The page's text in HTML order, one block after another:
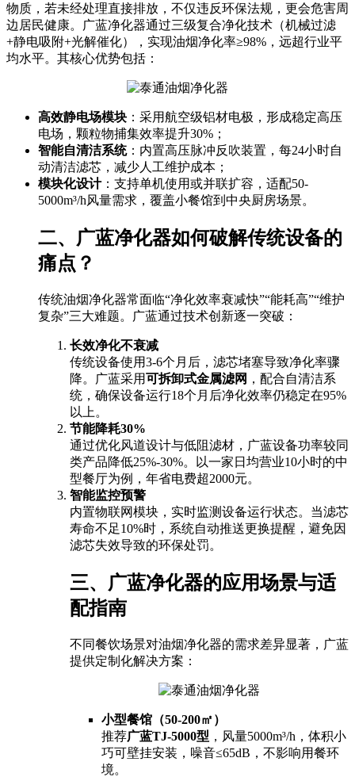
物质，若未经处理直接排放，不仅违反环保法规，更会危害周
边居民健康。广蓝净化器通过三级复合净化技术（机械过滤
+静电吸附+光解催化），实现油烟净化率≥98%，远超行业平
均水平。其核心优势包括：
高效静电场模块 ：采用航空级铝材电极，形成稳定高压
电场，颗粒物捕集效率提升30%；
智能自清洁系统：内置高压脉冲反吹装置，每24小时自
动清洁滤芯，减少人工维护成本；
模块化设计：支持单机使用或并联扩容，适配50-
5000m³/h风量需求，覆盖小餐馆到中央厨房场景。
二、广蓝净化器如何破解传统设备的
痛点？
传统油烟净化器常面临“净化效率衰减快”“能耗高”“维护
复杂”三大难题。广蓝通过技术创新逐一突破：
长效净化不衰减
传统设备使用3-6个月后，滤芯堵塞导致净化率骤
降。广蓝采用可拆卸式金属滤网 ，配合自清洁系
统，确保设备运行18个月后净化效率仍稳定在95%
以上。
节能降耗30%
通过优化风道设计与低阻滤材，广蓝设备功率较同
类产品降低25%-30%。以一家日均营业10小时的中
型餐厅为例，年省电费超2000元。
智能监控预警
内置物联网模块，实时监测设备运行状态。当滤芯
寿命不足10%时，系统自动推送更换提醒，避免因
滤芯失效导致的环保处罚。
三、广蓝净化器的应用场景与适
配指南
不同餐饮场景对油烟净化器的需求差异显著，广蓝
提供定制化解决方案：
小型餐馆（50-200㎡）
推荐广蓝TJ-5000型 ，风量5000m³/h，体积小
巧可壁挂安装，噪音≤65dB，不影响用餐环
境。